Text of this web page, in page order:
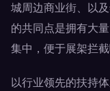
城周边商业街、以
的共同点是拥有大
集中，便于展架拦截
以行业领先的扶持